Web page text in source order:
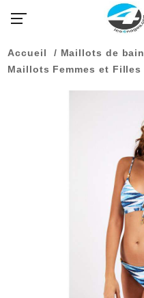
Accueil
Maillots de bain
Maillots Femmes et Filles